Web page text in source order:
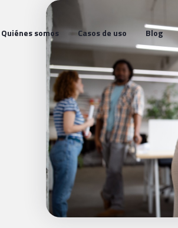
Quiénes somos Casos de uso Blog